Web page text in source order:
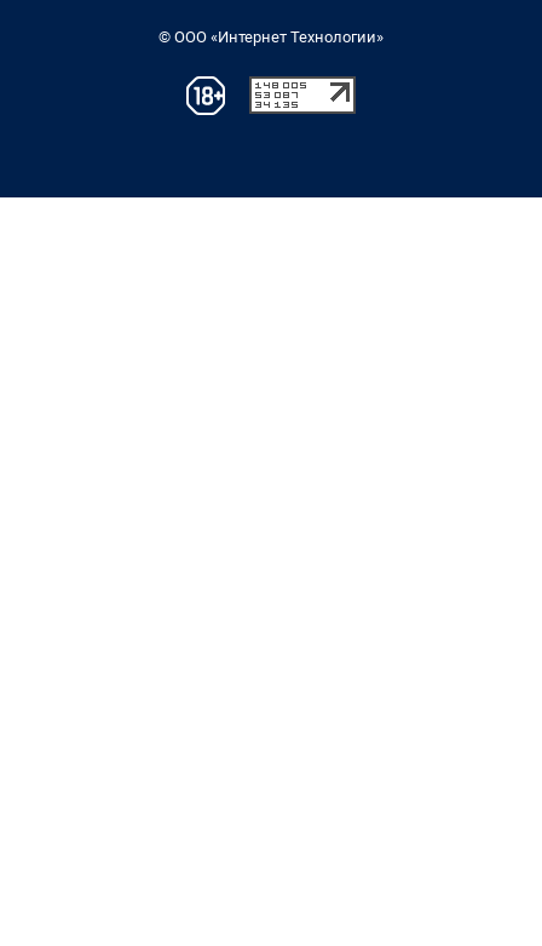
© ООО «Интернет Технологии»